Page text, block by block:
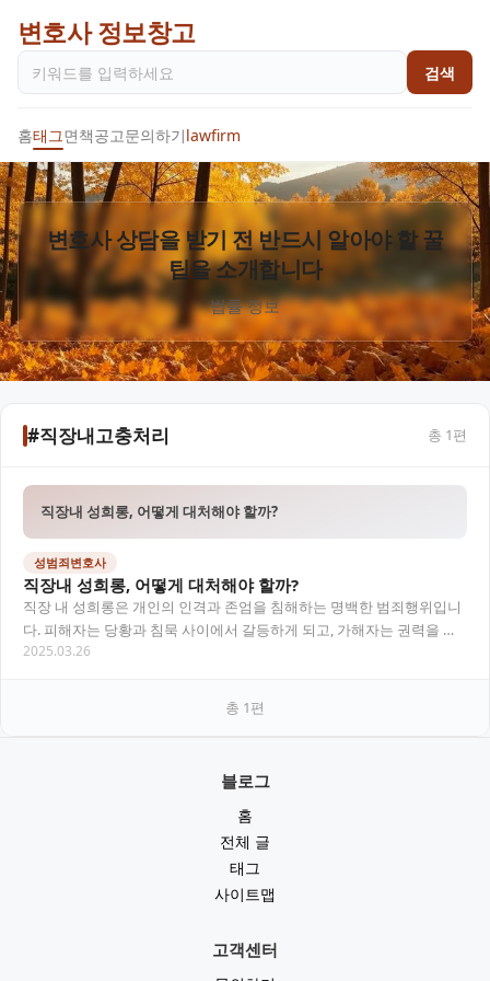
변호사 정보창고
검색
홈태그면책공고문의하기lawfirm
변호사 상담을 받기 전 반드시 알아야 할 꿀
팁을 소개합니다
법률 정보
#직장내고충처리 총 1편
직장내 성희롱, 어떻게 대처해야 할까?
성범죄변호사
직장내 성희롱, 어떻게 대처해야 할까?
직장 내 성희롱은 개인의 인격과 존엄을 침해하는 명백한 범죄행위입니
다. 피해자는 당황과 침묵 사이에서 갈등하게 되고, 가해자는 권력을 무
기로 삼는 경우가 많습니다. 이 글에서는 성…
2025.03.26
총 1편
블로그
홈
전체 글
태그
사이트맵
고객센터